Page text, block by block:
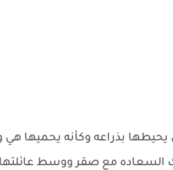
بذراعه وكأنه يحميها هي
السعاده مع صقر ووسط